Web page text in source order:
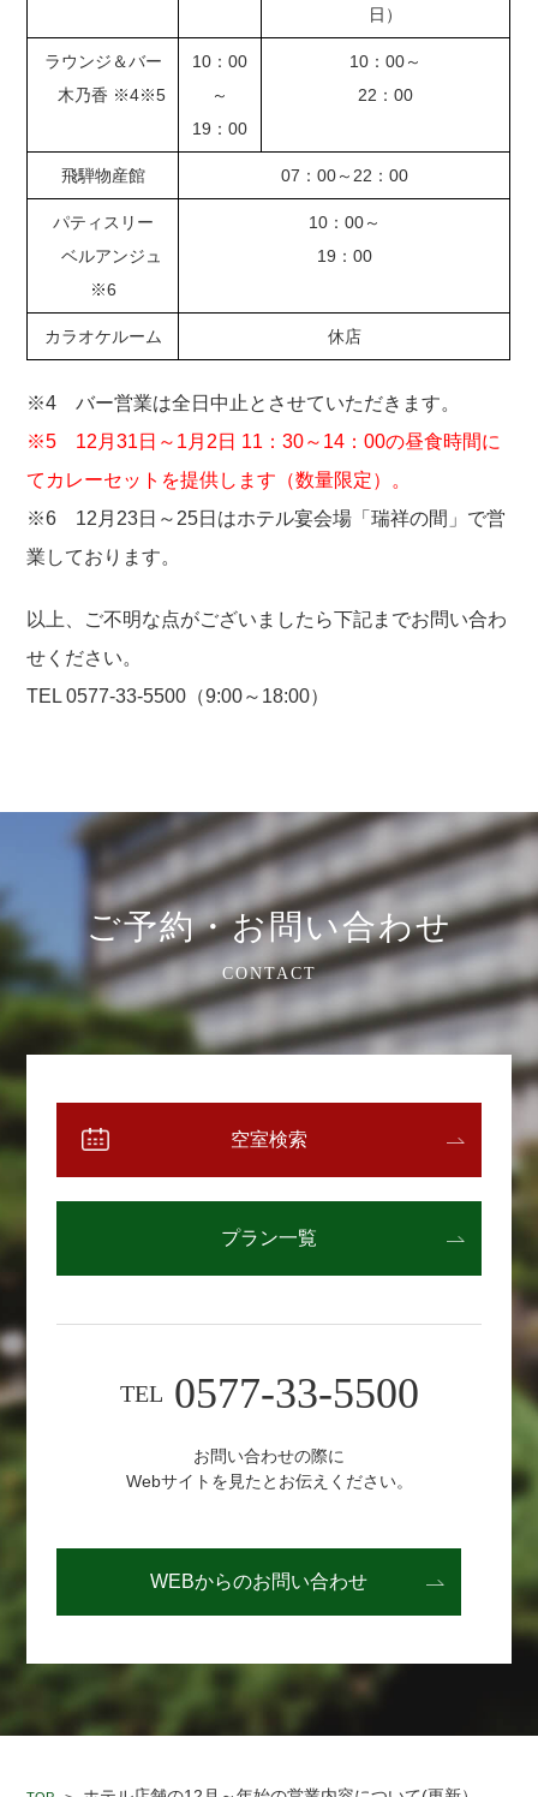
日）
ラウンジ＆バー
木乃香 ※4※5
10：00
～
19：00
10：00～
22：00
飛騨物産館 07：00～22：00
パティスリー
ベルアンジュ
※6
10：00～
19：00
カラオケルーム 休店
※4 バー営業は全日中止とさせていただきます。
※5 12月31日～1月2日 11：30～14：00の昼食時間に
てカレーセットを提供します（数量限定）。
※6 12月23日～25日はホテル宴会場「瑞祥の間」で営
業しております。
以上、ご不明な点がございましたら下記までお問い合わ
せください。
TEL 0577-33-5500（9:00～18:00）
ご予約・お問い合わせ
CONTACT
空室検索
プラン一覧
TEL 0577-33-5500
お問い合わせの際に
Webサイトを見たとお伝えください。
WEBからのお問い合わせ